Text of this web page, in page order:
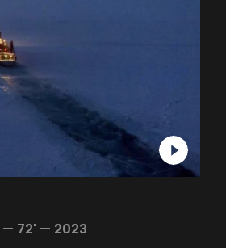
— 72' — 2023